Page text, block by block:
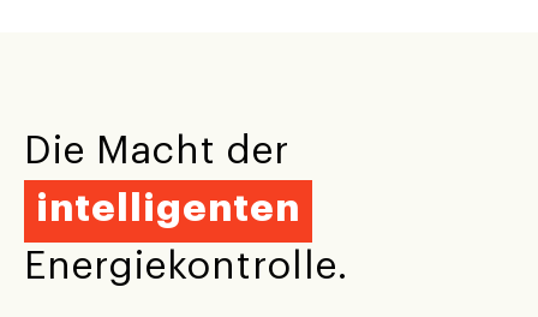
Die Macht der
intelligenten
Energiekontrolle.